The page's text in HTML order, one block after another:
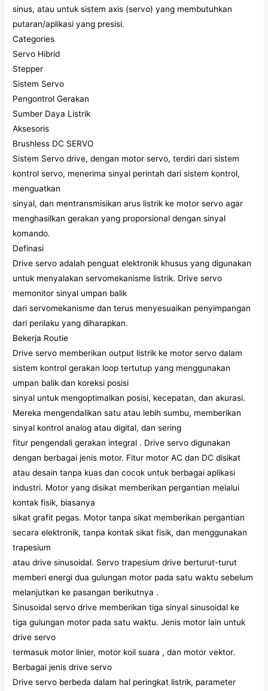
sinus, atau untuk sistem axis (servo) yang membutuhkan
putaran/aplikasi yang presisi.
Categories
Servo Hibrid
Stepper
Sistem Servo
Pengontrol Gerakan
Sumber Daya Listrik
Aksesoris
Brushless DC SERVO
Sistem Servo drive, dengan motor servo, terdiri dari sistem
kontrol servo, menerima sinyal perintah dari sistem kontrol,
menguatkan
sinyal, dan mentransmisikan arus listrik ke motor servo agar
menghasilkan gerakan yang proporsional dengan sinyal
komando.
Definasi
Drive servo adalah penguat elektronik khusus yang digunakan
untuk menyalakan servomekanisme listrik. Drive servo
memonitor sinyal umpan balik
dari servomekanisme dan terus menyesuaikan penyimpangan
dari perilaku yang diharapkan.
Bekerja Routie
Drive servo memberikan output listrik ke motor servo dalam
sistem kontrol gerakan loop tertutup yang menggunakan
umpan balik dan koreksi posisi
sinyal untuk mengoptimalkan posisi, kecepatan, dan akurasi.
Mereka mengendalikan satu atau lebih sumbu, memberikan
sinyal kontrol analog atau digital, dan sering
fitur pengendali gerakan integral . Drive servo digunakan
dengan berbagai jenis motor. Fitur motor AC dan DC disikat
atau desain tanpa kuas dan cocok untuk berbagai aplikasi
industri. Motor yang disikat memberikan pergantian melalui
kontak fisik, biasanya
sikat grafit pegas. Motor tanpa sikat memberikan pergantian
secara elektronik, tanpa kontak sikat fisik, dan menggunakan
trapesium
atau drive sinusoidal. Servo trapesium drive berturut-turut
memberi energi dua gulungan motor pada satu waktu sebelum
melanjutkan ke pasangan berikutnya .
Sinusoidal servo drive memberikan tiga sinyal sinusoidal ke
tiga gulungan motor pada satu waktu. Jenis motor lain untuk
drive servo
termasuk motor linier, motor koil suara , dan motor vektor.
Berbagai jenis drive servo
Drive servo berbeda dalam hal peringkat listrik, parameter